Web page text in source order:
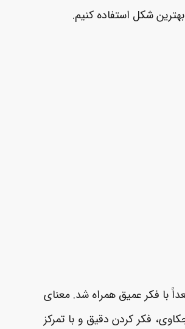
شکل استفاده کنیم.
با فکر عمیق همراه شد. معنای
فکر کردن دقیق و با تمرکز